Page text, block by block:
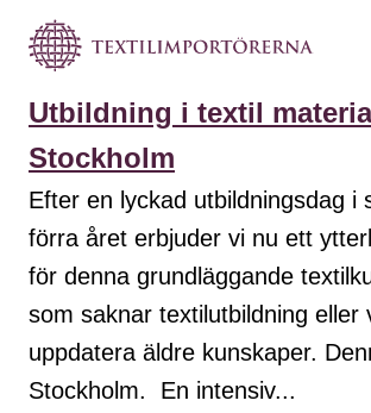
Utbildning i textil
Stockholm
Efter en lyckad utbildningsdag i
förra året erbjuder vi nu ett
för denna grundläggande
som saknar textilutbildning eller
uppdatera äldre kunskaper.
Stockholm. En intensiv...